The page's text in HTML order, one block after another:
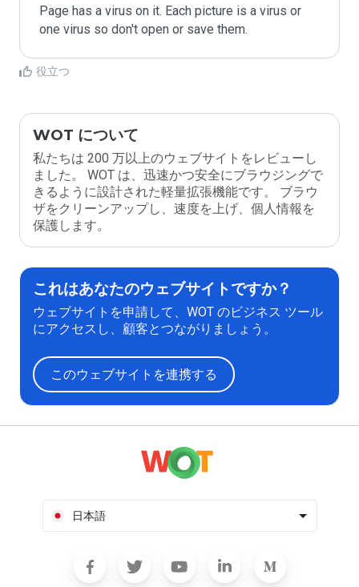
Page has a virus on it. Each picture is a virus or
one virus so don't open or save them.
役立つ
WOT について
私たちは 200 万以上のウェブサイトをレビューし
ました。 WOT は、迅速かつ安全にブラウジングで
きるように設計された軽量拡張機能です。 ブラウ
ザをクリーンアップし、速度を上げ、個人情報を
保護します。
これはあなたのウェブサイトですか？
ウェブサイトを申請して、WOT のビジネス ツール
にアクセスし、顧客とつながりましょう。
このウェブサイトを連携する
日本語